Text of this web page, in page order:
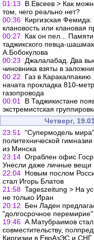
01:13
В.Евсеев > Как
том, чего реально нет?
00:36 Киргизская
клановость или клановая
00:27
Как он пел...
таджикского певца-
А.Бобокулова
00:23
Джалалабад. Два
чиновника взяты в
00:22
Газ в
начата прокладка 810-
газопровода
00:01
В Таджикистане
экстремистская
Четверг,
23:51
"Супермодель
политехнической
из Минска
23:14 Ограблен офис
Унесли даже личные вещи
22:04 Новым послом
стал Игорь Блатов
21:58 Tageszeitung > На
не только Иран
20:12
Бен Ладен
"долгосрочное перемирие"
19:46 А.Матубраимов
совместительству,
Киргизии в ЕврАзЭС и СНГ